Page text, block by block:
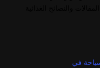
في